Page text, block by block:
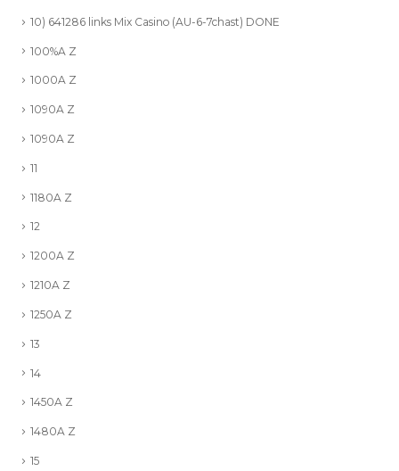
10) 641286 links Mix Casino (AU-6-7chast) DONE
100%A Z
1000A Z
1090A Z
1090A Z
11
1180A Z
12
1200A Z
1210A Z
1250A Z
13
14
1450A Z
1480A Z
15